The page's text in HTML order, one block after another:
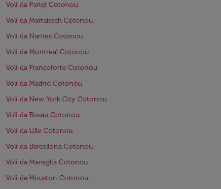
Voli da Parigi Cotonou
Voli da Marrakech Cotonou
Voli da Nantes Cotonou
Voli da Montreal Cotonou
Voli da Francoforte Cotonou
Voli da Madrid Cotonou
Voli da New York City Cotonou
Voli da Bissau Cotonou
Voli da Lille Cotonou
Voli da Barcellona Cotonou
Voli da Marsiglia Cotonou
Voli da Houston Cotonou